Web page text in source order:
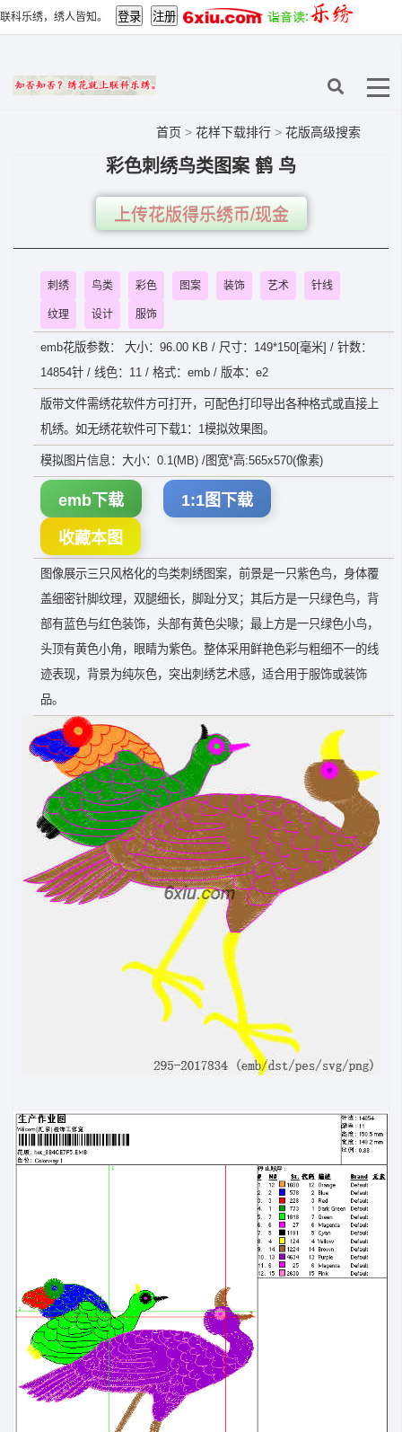
联科乐绣，绣人皆知。
首页 > 花样下载排行 > 花版高级搜索
彩色刺绣鸟类图案 鹤 鸟
上传花版得乐绣币/现金
刺绣 鸟类 彩色 图案 装饰 艺术 针线
纹理 设计 服饰
emb花版参数： 大小：96.00 KB / 尺寸：149*150[毫米] / 针数：
14854针 / 线色：11 / 格式：emb / 版本：e2
版带文件需绣花软件方可打开，可配色打印导出各种格式或直接上
机绣。如无绣花软件可下载1：1模拟效果图。
模拟图片信息：大小：0.1(MB) /图宽*高:565x570(像素)
emb下载 1:1图下载
收藏本图
图像展示三只风格化的鸟类刺绣图案，前景是一只紫色鸟，身体覆
盖细密针脚纹理，双腿细长，脚趾分叉；其后方是一只绿色鸟，背
部有蓝色与红色装饰，头部有黄色尖喙；最上方是一只绿色小鸟，
头顶有黄色小角，眼睛为紫色。整体采用鲜艳色彩与粗细不一的线
迹表现，背景为纯灰色，突出刺绣艺术感，适合用于服饰或装饰
品。